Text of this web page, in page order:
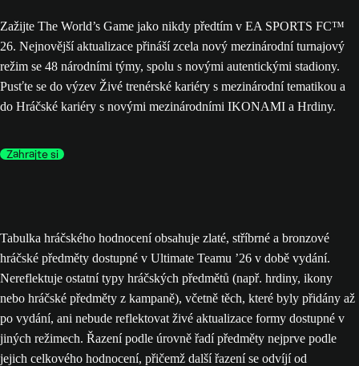
Zažijte The World’s Game jako nikdy předtím v EA SPORTS FC™
26. Nejnovější aktualizace přináší zcela nový mezinárodní turnajový
režim se 48 národními týmy, spolu s novými autentickými stadiony.
Pusťte se do výzev Živé trenérské kariéry s mezinárodní tematikou a
do Hráčské kariéry s novými mezinárodními IKONAMI a Hrdiny.
Zahrajte si
Tabulka hráčského hodnocení obsahuje zlaté, stříbrné a bronzové
hráčské předměty dostupné v Ultimate Teamu ’26 v době vydání.
Nereflektuje ostatní typy hráčských předmětů (např. hrdiny, ikony
nebo hráčské předměty z kampaně), včetně těch, které byly přidány až
po vydání, ani nebude reflektovat živé aktualizace formy dostupné v
jiných režimech. Řazení podle úrovně řadí předměty nejprve podle
jejich celkového hodnocení, přičemž další řazení se odvíjí od